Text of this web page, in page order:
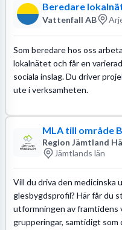
Beredare
Vattenfall AB
Som beredare hos oss
lokalnätet och får en
sociala inslag. Du driver
ute i verksamheten.
MLA till område
Region Jämtland
Jämtlands län
Vill du driva den medicinska
glesbygdsprofil? Här får du
utformningen av framtidens
grupperingar, samtidigt som